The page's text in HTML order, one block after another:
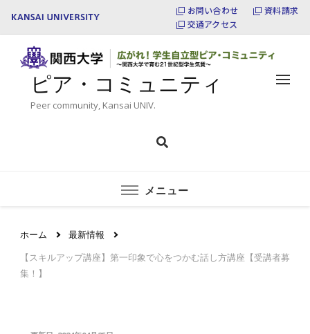
お問い合わせ
資料請求
交通アクセス
ピア・コミュニティ
Peer community, Kansai UNIV.
メニュー
ホーム
最新情報
【スキルアップ講座】第一印象で心をつかむ話し方講座【受講者募
集！】